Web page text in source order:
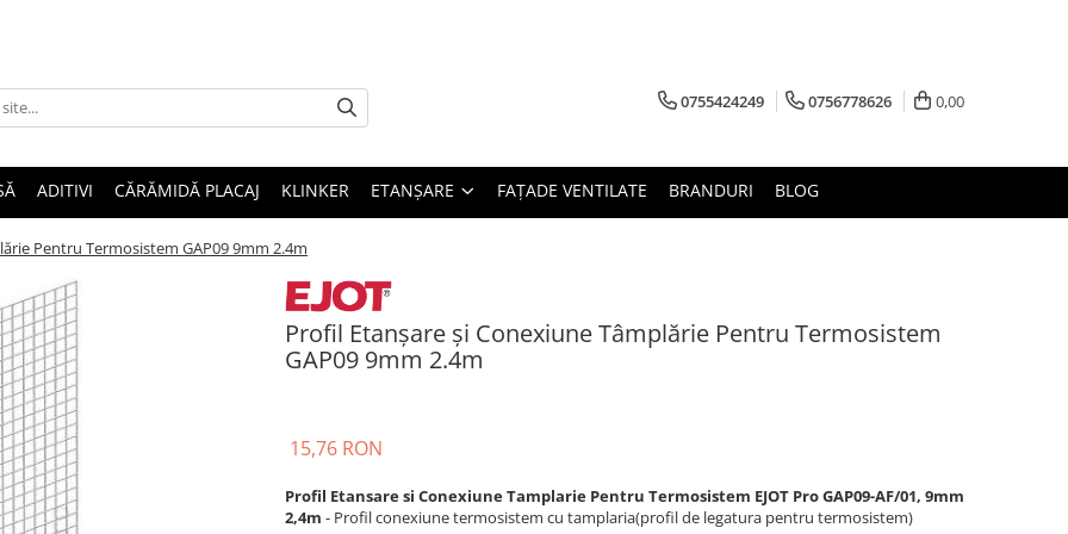
0755424249 0756778626 0,00
ADITIVI CĂRĂMIDĂ PLACAJ KLINKER ETANȘARE FAȚADE VENTILATE BRANDURI BLOG
Pentru Termosistem GAP09 9mm 2.4m
Profil Etanșare și Conexiune Tâmplărie Pentru Termosistem
GAP09 9mm 2.4m
15,76 RON
Profil Etansare si Conexiune Tamplarie Pentru Termosistem EJOT Pro GAP09-AF/01, 9mm
2,4m - Profil conexiune termosistem cu tamplaria(profil de legatura pentru termosistem)